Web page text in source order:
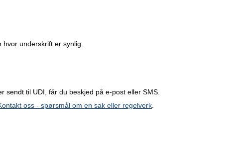
underskrift er synlig.
til UDI, får du beskjed på e-post eller SMS.
oss - spørsmål om en sak eller regelverk